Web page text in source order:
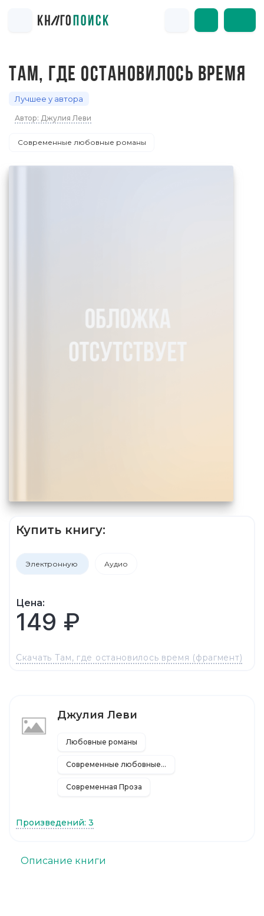
ТАМ, ГДЕ ОСТАНОВИЛОСЬ ВРЕМЯ
Лучшее у автора
Автор: Джулия Леви
Современные любовные романы
Купить книгу:
Электронную Аудио
Цена:
149 ₽
Скачать Там, где остановилось время (фрагмент)
Описание книги
Джулия Леви
Любовные романы
Современные любовные романы
Современная Проза
Произведений: 3